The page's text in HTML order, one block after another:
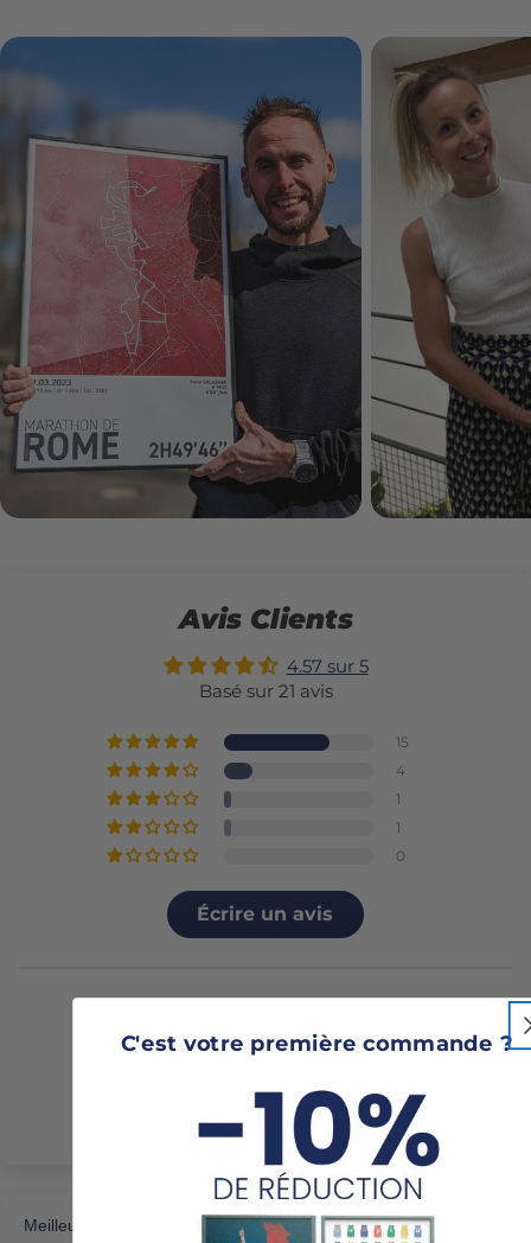
Avis Clients
4.57 sur 5
Basé sur 21 avis
15
4
1
1
0
Écrire un avis
100.0
Sort by
C'est votre première commande ?